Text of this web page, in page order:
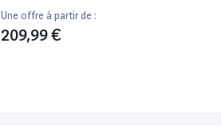
Une offre à partir de :
209,99 €